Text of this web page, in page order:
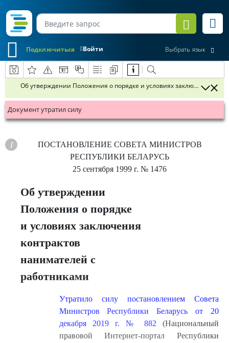
Войти
Подключиться Выбрать язык
Об утверждении Положения о порядке и условиях заключения
Документ утратил силу
ПОСТАНОВЛЕНИЕ СОВЕТА МИНИСТРОВ
РЕСПУБЛИКИ БЕЛАРУСЬ
25 сентября 1999 г. № 1476
Об утверждении
Положения о порядке
и условиях заключения
контрактов
нанимателей с
работниками
Утратило силу постановлением Совета
Министров Республики Беларусь от 20
декабря 2019 г. № 882 (Национальный
правовой Интернет-портал Республики